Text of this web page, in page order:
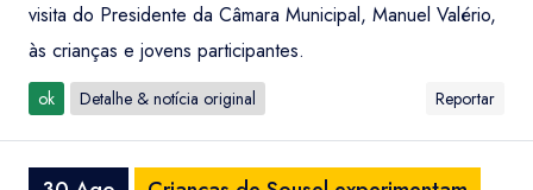
visita do Presidente da Câmara Municipal, Manuel Valério,
às crianças e jovens participantes.
ok Detalhe & notícia original Reportar